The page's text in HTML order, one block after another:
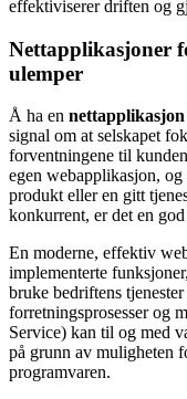
effektiviserer driften og
Nettapplikasjoner
ulemper
Å ha en
signal om at selskapet
forventningene til
egen webapplikasjon,
produkt eller en gitt
konkurrent, er det en
En moderne, effektiv
implementerte
bruke bedriftens
forretningsprosesser og
Service) kan til og med
på grunn av muligheten
programvaren.